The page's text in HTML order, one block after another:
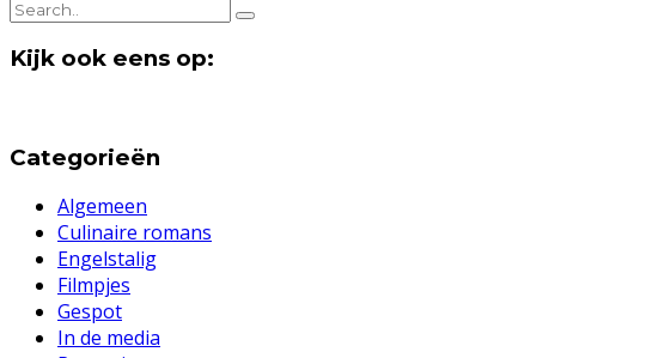
Kijk ook eens op:
Categorieën
Algemeen
Culinaire romans
Engelstalig
Filmpjes
Gespot
In de media